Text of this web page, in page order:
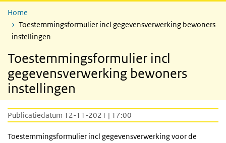
Home
Toestemmingsformulier incl gegevensverwerking bewoners
instellingen
Toestemmingsformulier incl
gegevensverwerking bewoners
instellingen
Publicatiedatum 12-11-2021 | 17:00
Toestemmingsformulier incl gegevensverwerking voor de